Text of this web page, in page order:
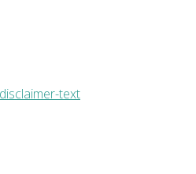
disclaimer-text